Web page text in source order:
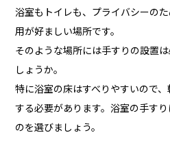
浴室もトイレも、プライバシーの
用が好ましい場所です。
そのような場所には手すりの設置
しょうか。
特に浴室の床はすべりやすいので
する必要があります。浴室の手す
のを選びましょう。